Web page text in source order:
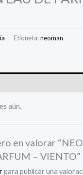
Etiqueta:neoman
aún.
en valorar
– VIENTO”
para publicar una